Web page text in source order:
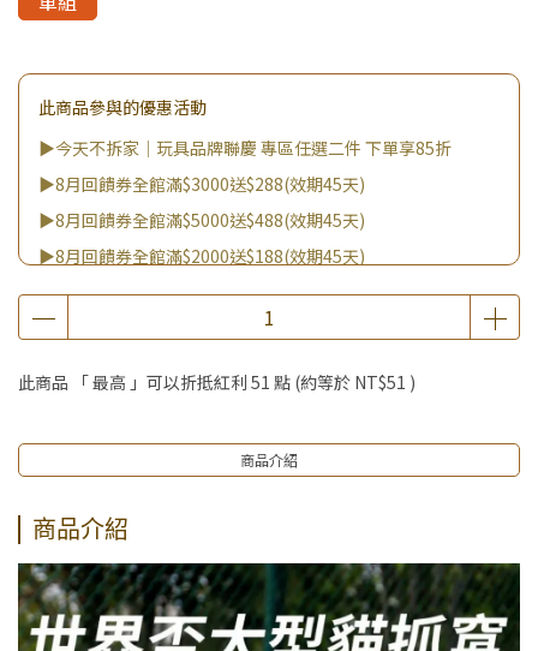
此商品參與的優惠活動
▶今天不拆家｜玩具品牌聯慶 專區任選二件 下單享85折
▶8月回饋券全館滿$3000送$288(效期45天)
▶8月回饋券全館滿$5000送$488(效期45天)
▶8月回饋券全館滿$2000送$188(效期45天)
▶8月回饋券全館滿$8000送$888(效期45天)
▶全館不限消費金額｜享超值價$19起 加購自然主義嚐鮮試吃
▶王國加購活動 訂單享超值優惠價加購好物
此商品 「 最高 」可以折抵紅利 51 點 (約等於 NT$51 )
商品介紹
商品介紹